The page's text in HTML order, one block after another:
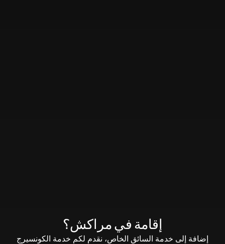
إقامة في مراكش؟
إضافة إلى خدمة السائق الخاص، نقدم لكم خدمة الكونسيرج